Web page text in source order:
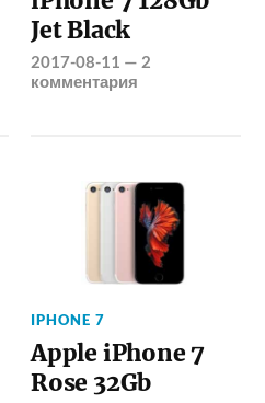
Jet Black
2017-08-11 — 2
комментария
IPHONE 7
Apple iPhone 7
Rose 32Gb